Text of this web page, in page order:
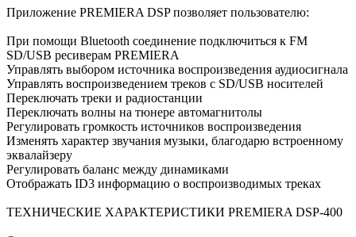
Приложение PREMIERA DSP позволяет пользователю:
При помощи Bluetooth соединение подключиться к FM
SD/USB ресиверам PREMIERA
Управлять выбором источника воспроизведения аудиосигнала
Управлять воспроизведением треков с SD/USB носителей
Переключать треки и радиостанции
Переключать волны на тюнере автомагнитолы
Регулировать громкость источников воспроизведения
Изменять характер звучания музыки, благодарю встроенному
эквалайзеру
Регулировать баланс между динамиками
Отображать ID3 информацию о воспроизводимых треках
ТЕХНИЧЕСКИЕ ХАРАКТЕРИСТИКИ PREMIERA DSP-400